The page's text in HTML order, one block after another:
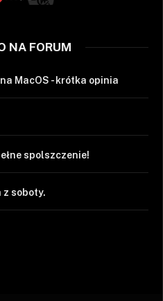
NA FORUM
MacOS - krótka opinia
spolszczenie!
z soboty.